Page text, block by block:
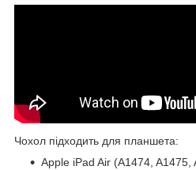
Чохол підходить для планшета:
Apple iPad Air (A1474, A1475,